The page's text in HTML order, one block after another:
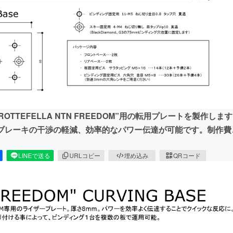
CAMPFIRE for Social Good
CAMPFIREふるさと納税
NTN FREEDOM”用の転用プレートを製作します
ーキの干渉の軽減、効率的なパワー伝達が可能です。制作
LINEで送る URLコピー 埋め込み QRコード